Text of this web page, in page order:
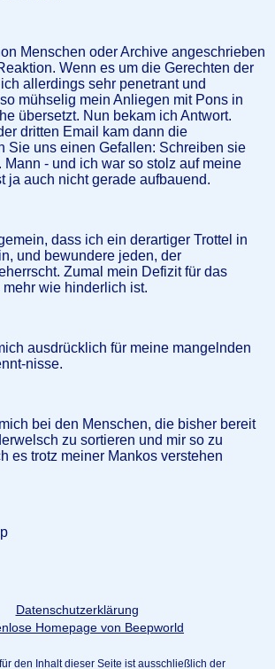
Menschen oder Archive angeschrieben
Wenn es um die Gerechten der
allerdings sehr penetrant und
mühselig mein Anliegen mit Pons in
übersetzt. Nun bekam ich Antwort.
dritten Email kam dann die
Sie uns einen Gefallen: Schreiben sie
Mann - und ich war so stolz auf meine
ja auch nicht gerade aufbauend.
dass ich ein derartiger Trottel in
und bewundere jeden, der
Zumal mein Defizit für das
wie hinderlich ist.
ausdrücklich für meine mangelnden
nisse.
bei den Menschen, die bisher bereit
zu sortieren und mir so zu
es trotz meiner Mankos verstehen
Datenschutzerklärung
Homepage von Beepworld
den Inhalt dieser Seite ist ausschließlich der